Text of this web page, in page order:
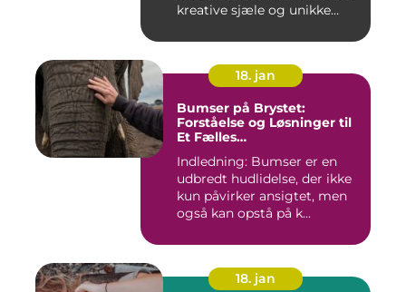
kreative sjæle og unikke
18. jan
Bumser på Brystet:
Forståelse og Løsninger til
Et Fælles
Indledning: Bumser er en
udbredt hudlidelse, der ikke
kun påvirker ansigtet, men
også kan opstå på k...
18. jan